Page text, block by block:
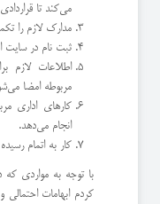
می‌کند تا
مدارک لازم را
ثبت نام در سایت
اطلاعات لازم
مربوطه امضا
کارهای اداری
انجام می‌دهد.
کار به اتمام
با توجه به مواردی
کردم ابهامات